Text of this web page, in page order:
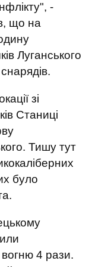
-
що на
Луганського
зі
Станиці
Тишу тут
було
4 рази.